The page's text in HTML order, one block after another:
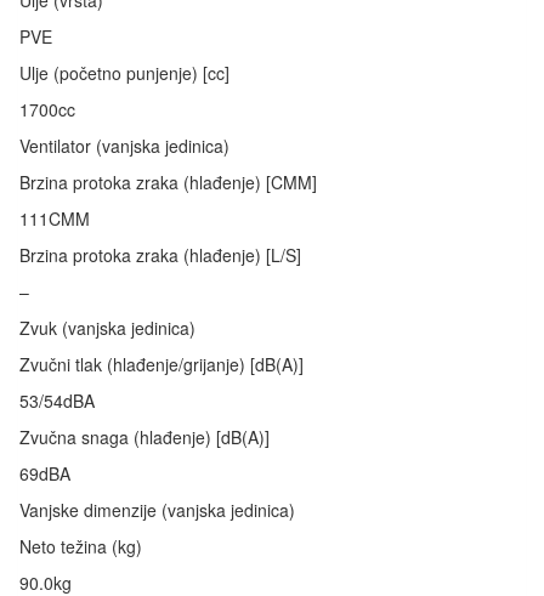
PVE
Ulje (početno punjenje) [cc]
1700cc
Ventilator (vanjska jedinica)
Brzina protoka zraka (hlađenje) [CMM]
111CMM
Brzina protoka zraka (hlađenje) [L/S]
–
Zvuk (vanjska jedinica)
Zvučni tlak (hlađenje/grijanje) [dB(A)]
53/54dBA
Zvučna snaga (hlađenje) [dB(A)]
69dBA
Vanjske dimenzije (vanjska jedinica)
Neto težina (kg)
90.0kg